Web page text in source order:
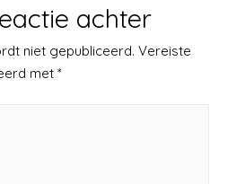
achter
niet gepubliceerd. Vereiste
met*